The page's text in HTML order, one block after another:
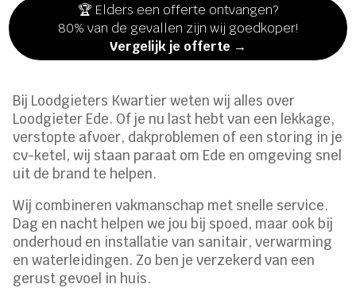
🏆 Elders een offerte ontvangen?
80% van de gevallen zijn wij goedkoper!
Vergelijk je offerte →
Bij Loodgieters Kwartier weten wij alles over
Loodgieter Ede. Of je nu last hebt van een lekkage,
verstopte afvoer, dakproblemen of een storing in je
cv-ketel, wij staan paraat om Ede en omgeving snel
uit de brand te helpen.
Wij combineren vakmanschap met snelle service.
Dag en nacht helpen we jou bij spoed, maar ook bij
onderhoud en installatie van sanitair, verwarming
en waterleidingen. Zo ben je verzekerd van een
gerust gevoel in huis.